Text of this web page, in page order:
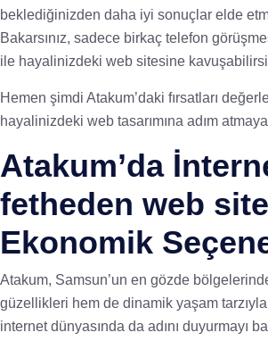
beklediğinizden daha iyi sonuçlar elde
Bakarsınız, sadece birkaç telefon
ile hayalinizdeki web sitesine
Hemen şimdi Atakum’daki fırsatları
hayalinizdeki web tasarımına adım
Atakum’da
fetheden web
Ekonomik
Atakum, Samsun’un en gözde
güzellikleri hem de dinamik yaşam
internet dünyasında da adını duyurmayı